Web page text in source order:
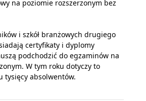
na poziomie rozszerzonym bez
i szkół branżowych drugiego
certyfikaty i dyplomy
podchodzić do egzaminów na
W tym roku dotyczy to
tysięcy absolwentów.